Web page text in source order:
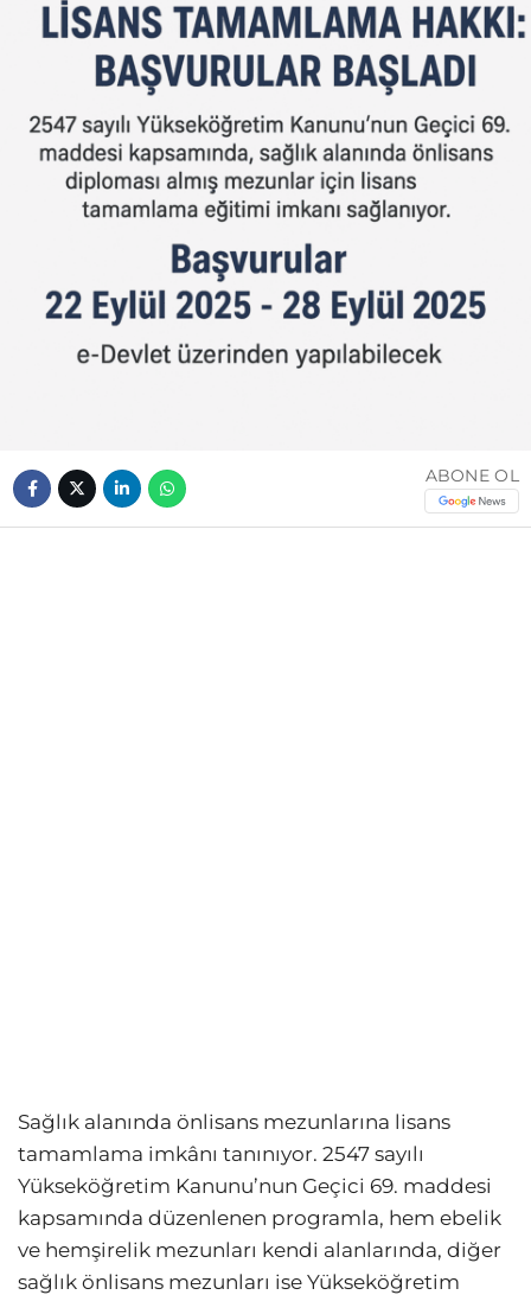
ABONE OL
Sağlık alanında önlisans mezunlarına lisans
tamamlama imkânı tanınıyor. 2547 sayılı
Yükseköğretim Kanunu’nun Geçici 69. maddesi
kapsamında düzenlenen programla, hem ebelik
ve hemşirelik mezunları kendi alanlarında, diğer
sağlık önlisans mezunları ise Yükseköğretim